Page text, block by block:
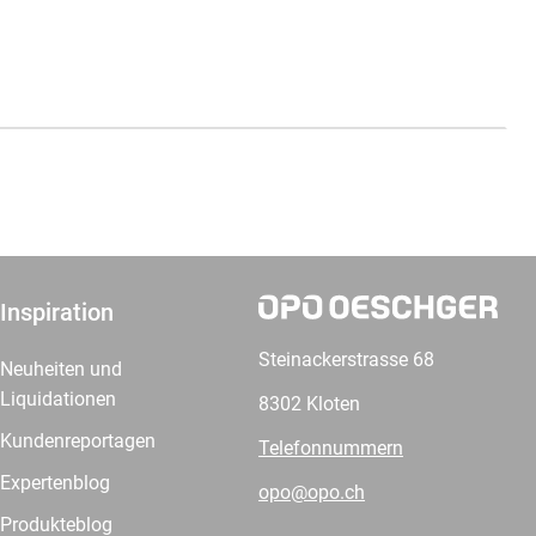
Inspiration
Neuheiten und
Liquidationen
Kundenreportagen
Expertenblog
Produkteblog
Steinackerstrasse 68
8302 Kloten
Telefonnummern
opo@opo.ch